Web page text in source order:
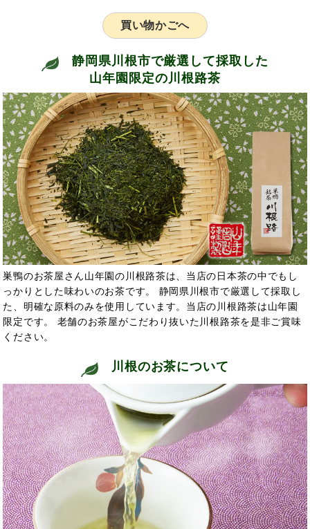
買い物かごへ
静岡県川根市で厳選して採取した
山年園限定の川根路茶
巣鴨のお茶屋さん山年園の川根路茶は、当店の日本茶の中でもし
っかりとした味わいのお茶です。 静岡県川根市で厳選して採取し
た、明確な原料のみを使用しています。当店の川根路茶は山年園
限定です。 老舗のお茶屋がこだわり抜いた川根路茶を是非ご賞味
ください。
川根のお茶について